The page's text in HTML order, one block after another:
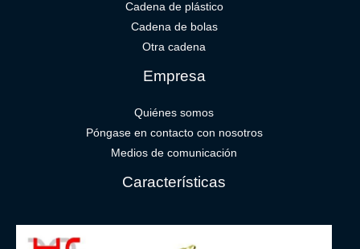
Cadena de plástico
Cadena de bolas
Otra cadena
Empresa
Quiénes somos
Póngase en contacto con nosotros
Medios de comunicación
Características